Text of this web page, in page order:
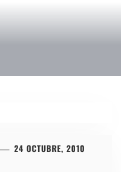
24 OCTUBRE, 2010